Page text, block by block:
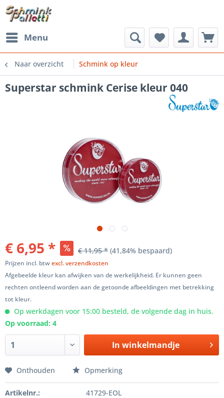
Menu
Naar overzicht Schmink op kleur
Superstar schmink Cerise kleur 040
€ 6,95 * € 11,95 * (41,84% bespaard)
Prijzen incl. btwexcl. verzendkosten
Afgebeelde kleur kan afwijken van de werkelijkheid. Er kunnen geen
rechten ontleend worden aan de getoonde afbeeldingen met betrekking
tot kleur.
Op werkdagen voor 15:00 besteld, de volgende dag in huis.
Op voorraad: 4
In winkelmandje
Onthouden Opmerking
Artikelnr.:
41729-EOL